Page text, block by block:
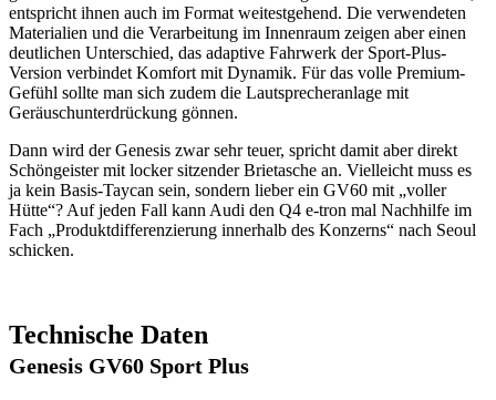
entspricht ihnen auch im Format weitestgehend. Die verwendeten
Materialien und die Verarbeitung im Innenraum zeigen aber einen
deutlichen Unterschied, das adaptive Fahrwerk der Sport-Plus-
Version verbindet Komfort mit Dynamik. Für das volle Premium-
Gefühl sollte man sich zudem die Lautsprecheranlage mit
Geräuschunterdrückung gönnen.
Dann wird der Genesis zwar sehr teuer, spricht damit aber direkt
Schöngeister mit locker sitzender Brietasche an. Vielleicht muss es
ja kein Basis-Taycan sein, sondern lieber ein GV60 mit „voller
Hütte“? Auf jeden Fall kann Audi den Q4 e-tron mal Nachhilfe im
Fach „Produktdifferenzierung innerhalb des Konzerns“ nach Seoul
schicken.
Technische Daten
Genesis GV60 Sport Plus